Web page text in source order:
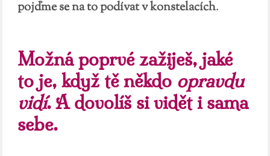
pojďme se na to podívat v konstelacích.
Možná poprvé zažiješ, jaké
to je, když tě někdo opravdu
vidí. A dovolíš si vidět i sama
sebe.